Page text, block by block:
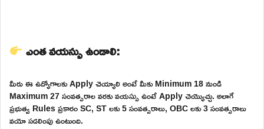
ఎంత వయస్సు ఉండాలి:
మీరు ఈ ఉద్యోగాలకు Apply చెయ్యాలి అంటే మీకు Minimum 18 నుండి
Maximum 27 సంవత్సరాల వరకు వయస్సు ఉంటే Apply చెయ్యొచ్చు. అలాగే
ప్రభుత్వ Rules ప్రకారం SC, ST లకు 5 సంవత్సరాలు, OBC లకు 3 సంవత్సరాలు
వయో సడలింపు ఉంటుంది.